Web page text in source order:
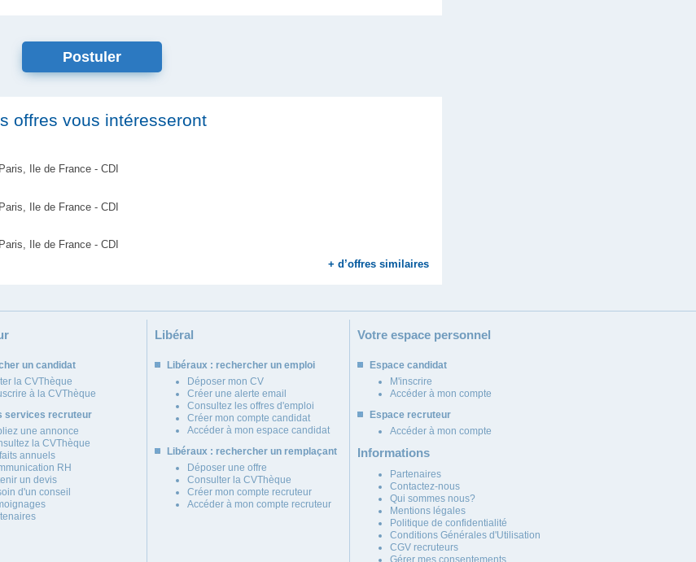
Postuler
offres vous intéresseront
Ile de France - CDI
Ile de France - CDI
Ile de France - CDI
+ d’offres similaires
un candidat
la CVThèque
à la CVThèque
services recruteur
une annonce
la CVThèque
annuels
RH
un devis
d'un conseil
Libéral
Libéraux : rechercher un emploi
Déposer mon CV
Créer une alerte email
Consultez les offres d'emploi
Créer mon compte candidat
Accéder à mon espace candidat
Libéraux : rechercher un remplaçant
Déposer une offre
Consulter la CVThèque
Créer mon compte recruteur
Accéder à mon compte recruteur
Votre espace personnel
Espace candidat
M'inscrire
Accéder à mon compte
Espace recruteur
Accéder à mon compte
Informations
Partenaires
Contactez-nous
Qui sommes nous?
Mentions légales
Politique de confidentialité
Conditions Générales d'Utilisation
CGV recruteurs
Gérer mes consentements